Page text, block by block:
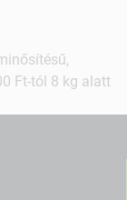
Ft-tól 8 kg alatt